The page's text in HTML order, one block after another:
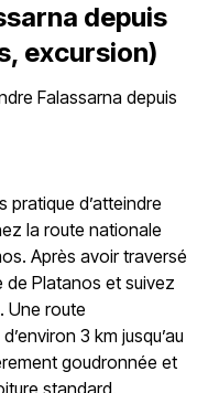
depuis
excursion)
Falassarna depuis
pratique d’atteindre
la route nationale
Après avoir traversé
de Platanos et suivez
Une route
3 km jusqu’au
goudronnée et